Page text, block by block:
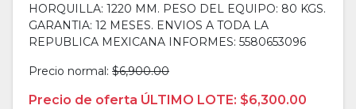
HORQUILLA: 1220 MM. PESO DEL EQUIPO: 80 KGS.
GARANTIA: 12 MESES. ENVIOS A TODA LA
REPUBLICA MEXICANA INFORMES: 5580653096
Precio normal: $6,900.00
Precio de oferta ÚLTIMO LOTE: $6,300.00